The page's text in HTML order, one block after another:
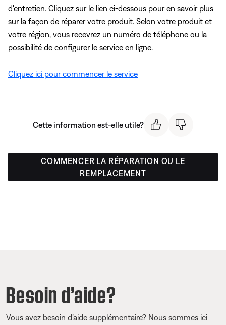
d'entretien. Cliquez sur le lien ci-dessous pour en savoir plus
sur la façon de réparer votre produit. Selon votre produit et
votre région, vous recevrez un numéro de téléphone ou la
possibilité de configurer le service en ligne.
Cliquez ici pour commencer le service
Cette information est-elle utile?
COMMENCER LA RÉPARATION OU LE
REMPLACEMENT
Besoin d’aide?
Vous avez besoin d’aide supplémentaire? Nous sommes ici